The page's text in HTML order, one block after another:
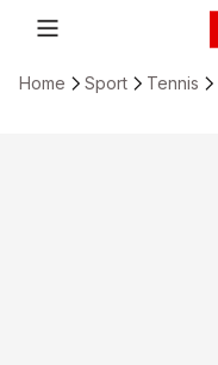
Home Sport Tennis